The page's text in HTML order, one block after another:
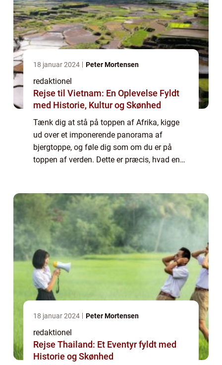
18 januar 2024 Peter Mortensen
redaktionel
Rejse til Vietnam: En Oplevelse Fyldt
med Historie, Kultur og Skønhed
Tænk dig at stå på toppen af Afrika, kigge
ud over et imponerende panorama af
bjergtoppe, og føle dig som om du er på
toppen af verden. Dette er præcis, hvad en
ero...
18 januar 2024 Peter Mortensen
redaktionel
Rejse Thailand: Et Eventyr fyldt med
Historie og Skønhed